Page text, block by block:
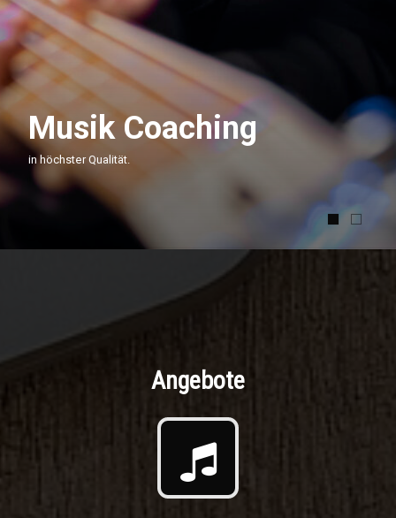
Musik Coaching
in höchster Qualität.
Angebote